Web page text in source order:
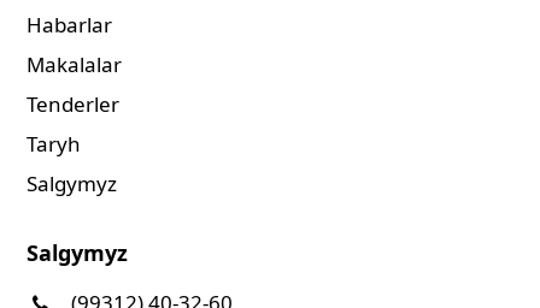
Habarlar
Makalalar
Tenderler
Taryh
Salgymyz
Salgymyz
(99312) 40-32-60